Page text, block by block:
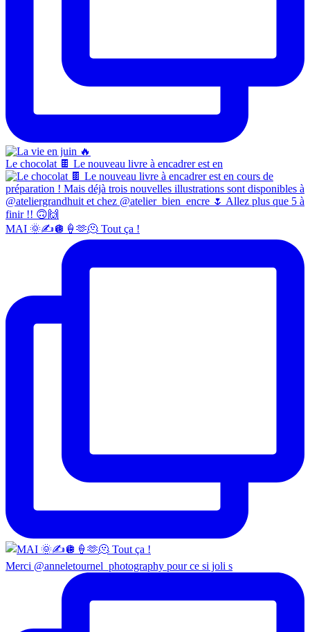
Le chocolat 🍫 Le nouveau livre à encadrer est en
MAI 🌞✍️🪩🍦🫶🫠 Tout ça !
Merci @anneletournel_photography pour ce si joli s